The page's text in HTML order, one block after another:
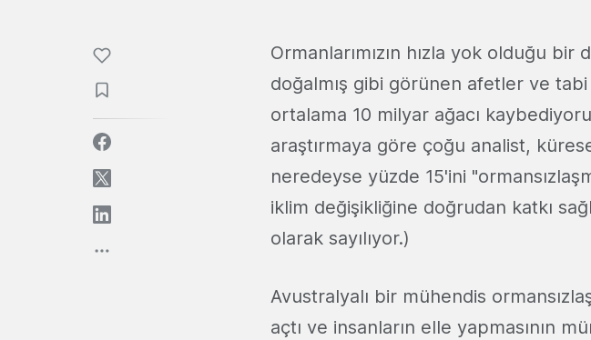
Ormanlarımızın hızla yok olduğu
doğalmış gibi görünen afetler ve tabi
ortalama 10 milyar ağacı
araştırmaya göre çoğu analist,
neredeyse yüzde 15'ini
iklim değişikliğine doğrudan katkı
olarak sayılıyor.)
Avustralyalı bir mühendis
açtı ve insanların elle yapmasının